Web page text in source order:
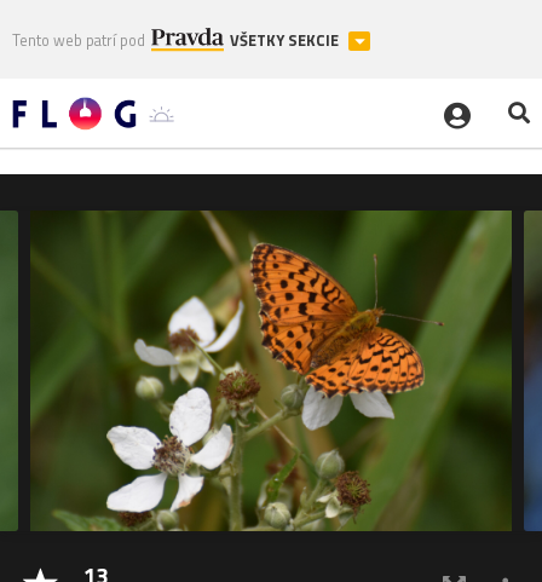
Tento web patrí pod VŠETKY SEKCIE